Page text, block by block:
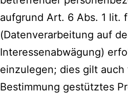
aufgrund Art. 6 Abs. 1 lit. f
(Datenverarbeitung auf
Interessenabwägung)
einzulegen; dies gilt
Bestimmung gestütztes